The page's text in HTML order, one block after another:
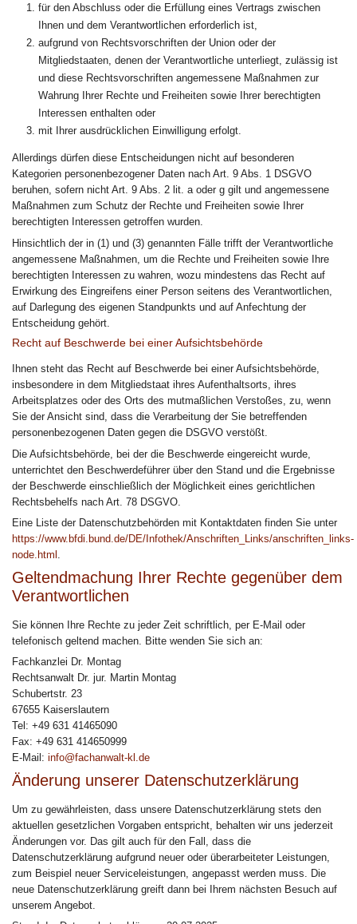
für den Abschluss oder die Erfüllung eines Vertrags zwischen
Ihnen und dem Verantwortlichen erforderlich ist,
aufgrund von Rechtsvorschriften der Union oder der
Mitgliedstaaten, denen der Verantwortliche unterliegt, zulässig ist
und diese Rechtsvorschriften angemessene Maßnahmen zur
Wahrung Ihrer Rechte und Freiheiten sowie Ihrer berechtigten
Interessen enthalten oder
mit Ihrer ausdrücklichen Einwilligung erfolgt.
Allerdings dürfen diese Entscheidungen nicht auf besonderen
Kategorien personenbezogener Daten nach Art. 9 Abs. 1 DSGVO
beruhen, sofern nicht Art. 9 Abs. 2 lit. a oder g gilt und angemessene
Maßnahmen zum Schutz der Rechte und Freiheiten sowie Ihrer
berechtigten Interessen getroffen wurden.
Hinsichtlich der in (1) und (3) genannten Fälle trifft der Verantwortliche
angemessene Maßnahmen, um die Rechte und Freiheiten sowie Ihre
berechtigten Interessen zu wahren, wozu mindestens das Recht auf
Erwirkung des Eingreifens einer Person seitens des Verantwortlichen,
auf Darlegung des eigenen Standpunkts und auf Anfechtung der
Entscheidung gehört.
Recht auf Beschwerde bei einer Aufsichtsbehörde
Ihnen steht das Recht auf Beschwerde bei einer Aufsichtsbehörde,
insbesondere in dem Mitgliedstaat ihres Aufenthaltsorts, ihres
Arbeitsplatzes oder des Orts des mutmaßlichen Verstoßes, zu, wenn
Sie der Ansicht sind, dass die Verarbeitung der Sie betreffenden
personenbezogenen Daten gegen die DSGVO verstößt.
Die Aufsichtsbehörde, bei der die Beschwerde eingereicht wurde,
unterrichtet den Beschwerdeführer über den Stand und die Ergebnisse
der Beschwerde einschließlich der Möglichkeit eines gerichtlichen
Rechtsbehelfs nach Art. 78 DSGVO.
Eine Liste der Datenschutzbehörden mit Kontaktdaten finden Sie unter
https://www.bfdi.bund.de/DE/Infothek/Anschriften_Links/anschriften_links-
node.html .
Geltendmachung Ihrer Rechte gegenüber dem
Verantwortlichen
Sie können Ihre Rechte zu jeder Zeit schriftlich, per E-Mail oder
telefonisch geltend machen. Bitte wenden Sie sich an:
Fachkanzlei Dr. Montag
Rechtsanwalt Dr. jur. Martin Montag
Schubertstr. 23
67655 Kaiserslautern
Tel: +49 631 41465090
Fax: +49 631 414650999
E-Mail: info@fachanwalt-kl.de
Änderung unserer Datenschutzerklärung
Um zu gewährleisten, dass unsere Datenschutzerklärung stets den
aktuellen gesetzlichen Vorgaben entspricht, behalten wir uns jederzeit
Änderungen vor. Das gilt auch für den Fall, dass die
Datenschutzerklärung aufgrund neuer oder überarbeiteter Leistungen,
zum Beispiel neuer Serviceleistungen, angepasst werden muss. Die
neue Datenschutzerklärung greift dann bei Ihrem nächsten Besuch auf
unserem Angebot.